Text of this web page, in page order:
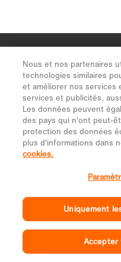
Nous et nos partenaires
technologies similaires
et améliorer nos services
services et publicités,
Les données peuvent
des pays qui n'ont peut-
protection des données
plus d'informations dans
cookies.
Uniquement
Accepter